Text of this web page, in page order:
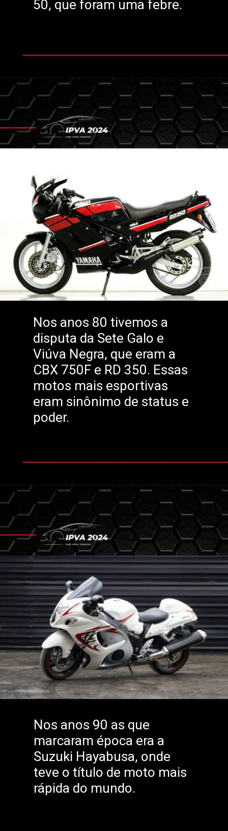
50, que foram uma febre.
Nos anos 80 tivemos a
disputa da Sete Galo e
Viúva Negra, que eram a
CBX 750F e RD 350. Essas
motos mais esportivas
eram sinônimo de status e
poder.
Nos anos 90 as que
marcaram época era a
Suzuki Hayabusa, onde
teve o título de moto mais
rápida do mundo.